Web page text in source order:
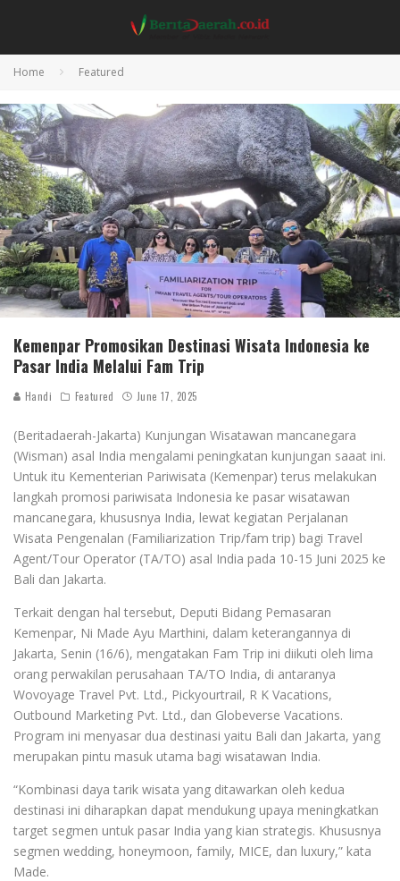
Home Featured
Kemenpar Promosikan Destinasi Wisata Indonesia ke
Pasar India Melalui Fam Trip
Handi Featured June 17, 2025
(Beritadaerah-Jakarta) Kunjungan Wisatawan mancanegara
(Wisman) asal India mengalami peningkatan kunjungan saaat ini.
Untuk itu Kementerian Pariwisata (Kemenpar) terus melakukan
langkah promosi pariwisata Indonesia ke pasar wisatawan
mancanegara, khususnya India, lewat kegiatan Perjalanan
Wisata Pengenalan (Familiarization Trip/fam trip) bagi Travel
Agent/Tour Operator (TA/TO) asal India pada 10-15 Juni 2025 ke
Bali dan Jakarta.
Terkait dengan hal tersebut, Deputi Bidang Pemasaran
Kemenpar, Ni Made Ayu Marthini, dalam keterangannya di
Jakarta, Senin (16/6), mengatakan Fam Trip ini diikuti oleh lima
orang perwakilan perusahaan TA/TO India, di antaranya
Wovoyage Travel Pvt. Ltd., Pickyourtrail, R K Vacations,
Outbound Marketing Pvt. Ltd., dan Globeverse Vacations.
Program ini menyasar dua destinasi yaitu Bali dan Jakarta, yang
merupakan pintu masuk utama bagi wisatawan India.
“Kombinasi daya tarik wisata yang ditawarkan oleh kedua
destinasi ini diharapkan dapat mendukung upaya meningkatkan
target segmen untuk pasar India yang kian strategis. Khususnya
segmen wedding, honeymoon, family, MICE, dan luxury,” kata
Made.